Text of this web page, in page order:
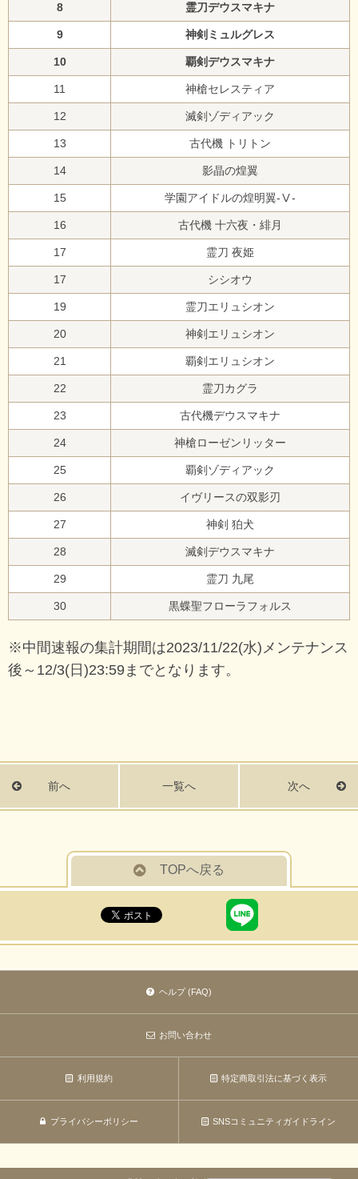
8 霊刀デウスマキナ
9 神剣ミュルグレス
10 覇剣デウスマキナ
11 神槍セレスティア
12 滅剣ゾディアック
13 古代機 トリトン
14 影晶の煌翼
15 学園アイドルの煌明翼-Ⅴ-
16 古代機 十六夜・緋月
17 霊刀 夜姫
17 シシオウ
19 霊刀エリュシオン
20 神剣エリュシオン
21 覇剣エリュシオン
22 霊刀カグラ
23 古代機デウスマキナ
24 神槍ローゼンリッター
25 覇剣ゾディアック
26 イヴリースの双影刃
27 神剣 狛犬
28 滅剣デウスマキナ
29 霊刀 九尾
30 黒蝶聖フローラフォルス
※中間速報の集計期間は2023/11/22(水)メンテナンス
後～12/3(日)23:59までとなります。
前へ 一覧へ 次へ
TOPへ戻る
ヘルプ (FAQ)
お問い合わせ
利用規約 特定商取引法に基づく表示
プライバシーポリシー SNSコミュニティガイドライン